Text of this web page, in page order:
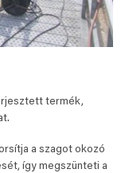
termék,
a szagot okozó
így megszünteti a